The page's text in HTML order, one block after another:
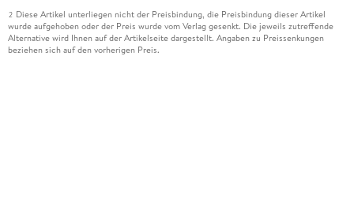
2 Diese Artikel unterliegen nicht der Preisbindung, die Preisbindung dieser Artikel
wurde aufgehoben oder der Preis wurde vom Verlag gesenkt. Die jeweils zutreffende
Alternative wird Ihnen auf der Artikelseite dargestellt. Angaben zu Preissenkungen
beziehen sich auf den vorherigen Preis.